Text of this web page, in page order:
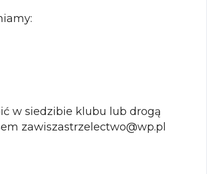
w siedzibie klubu lub drogą
zawiszastrzelectwo@wp.pl